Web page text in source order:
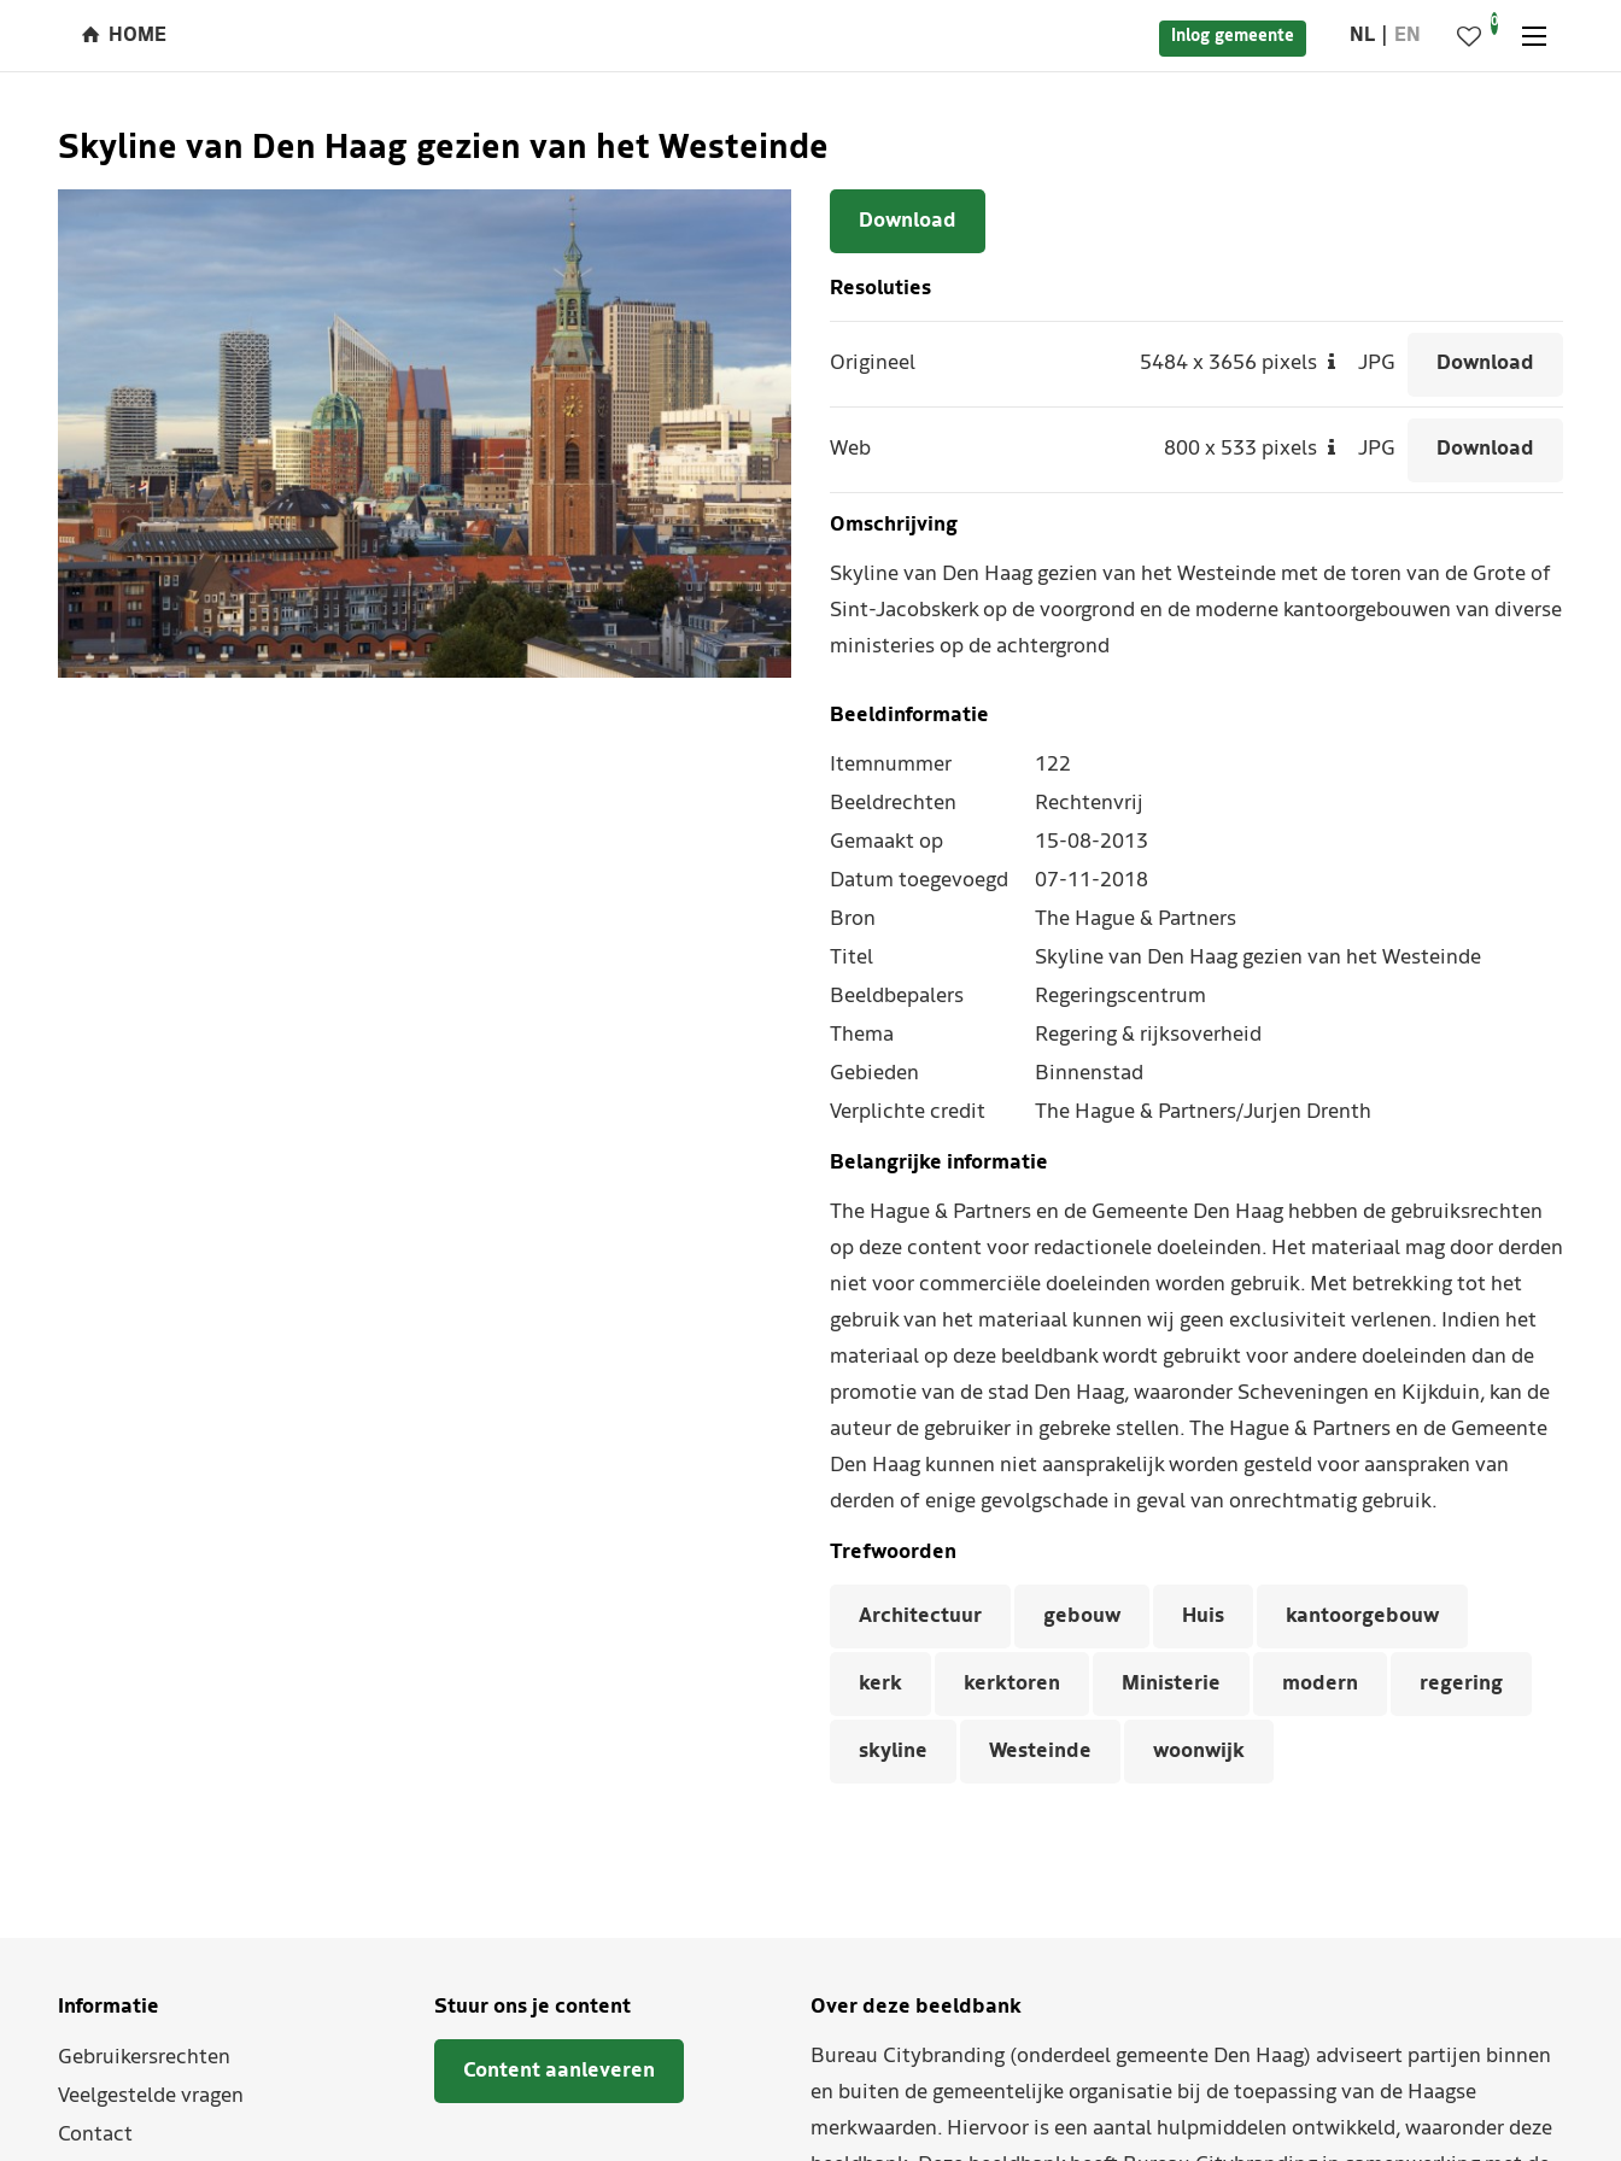
HOME Inlog gemeente NL EN
0
Skyline van Den Haag gezien van het Westeinde
Download
Resoluties
Origineel 5484x 3656 pixels JPG Download
Web 800x 533 pixels JPG Download
Omschrijving
Skyline van Den Haag gezien van het Westeinde met de toren van de Grote of
Sint-Jacobskerk op de voorgrond en de moderne kantoorgebouwen van diverse
ministeries op de achtergrond
Beeldinformatie
Itemnummer
122
Beeldrechten
Rechtenvrij
Gemaakt op
15-08-2013
Datum toegevoegd
07-11-2018
Bron
The Hague & Partners
Titel
Skyline van Den Haag gezien van het Westeinde
Beeldbepalers
Regeringscentrum
Thema
Regering & rijksoverheid
Gebieden
Binnenstad
Verplichte credit
The Hague & Partners/Jurjen Drenth
Belangrijke informatie
The Hague & Partners en de Gemeente Den Haag hebben de gebruiksrechten
op deze content voor redactionele doeleinden. Het materiaal mag door derden
niet voor commerciële doeleinden worden gebruik. Met betrekking tot het
gebruik van het materiaal kunnen wij geen exclusiviteit verlenen. Indien het
materiaal op deze beeldbank wordt gebruikt voor andere doeleinden dan de
promotie van de stad Den Haag, waaronder Scheveningen en Kijkduin, kan de
auteur de gebruiker in gebreke stellen. The Hague & Partners en de Gemeente
Den Haag kunnen niet aansprakelijk worden gesteld voor aanspraken van
derden of enige gevolgschade in geval van onrechtmatig gebruik.
Trefwoorden
Architectuur gebouw Huis kantoorgebouw
kerk kerktoren Ministerie modern regering
skyline Westeinde woonwijk
Informatie
Gebruikersrechten
Veelgestelde vragen
Contact
Stuur ons je content
Content aanleveren
Over deze beeldbank
Bureau Citybranding (onderdeel gemeente Den Haag) adviseert partijen binnen
en buiten de gemeentelijke organisatie bij de toepassing van de Haagse
merkwaarden. Hiervoor is een aantal hulpmiddelen ontwikkeld, waaronder deze